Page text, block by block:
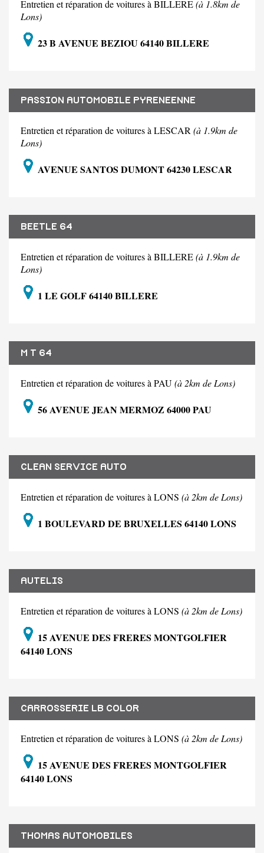
Entretien et réparation de voitures à BILLERE(à 1.8km de
Lons)
23 B AVENUE BEZIOU 64140 BILLERE
PASSION AUTOMOBILE PYRENEENNE
Entretien et réparation de voitures à LESCAR(à 1.9km de
Lons)
AVENUE SANTOS DUMONT 64230 LESCAR
BEETLE 64
Entretien et réparation de voitures à BILLERE(à 1.9km de
Lons)
1 LE GOLF 64140 BILLERE
M T 64
Entretien et réparation de voitures à PAU(à 2km de Lons)
56 AVENUE JEAN MERMOZ 64000 PAU
CLEAN SERVICE AUTO
Entretien et réparation de voitures à LONS (à 2km de Lons)
1 BOULEVARD DE BRUXELLES 64140 LONS
AUTELIS
Entretien et réparation de voitures à LONS (à 2km de Lons)
15 AVENUE DES FRERES MONTGOLFIER
64140 LONS
CARROSSERIE LB COLOR
Entretien et réparation de voitures à LONS (à 2km de Lons)
15 AVENUE DES FRERES MONTGOLFIER
64140 LONS
THOMAS AUTOMOBILES